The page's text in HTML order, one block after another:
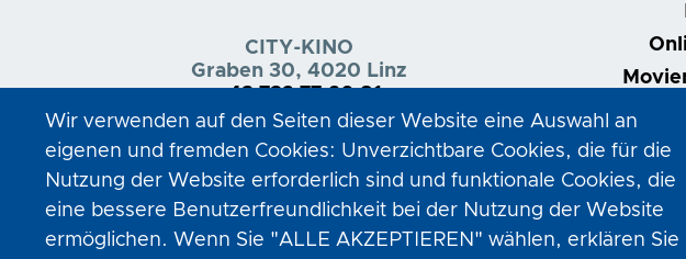
CITY-KINO
Graben 30, 4020 Linz
+43 732 77 60 81
Wir verwenden auf den Seiten dieser Website eine Auswahl an
eigenen und fremden Cookies: Unverzichtbare Cookies, die für die
Nutzung der Website erforderlich sind und funktionale Cookies, die
eine bessere Benutzerfreundlichkeit bei der Nutzung der Website
ermöglichen. Wenn Sie "ALLE AKZEPTIEREN" wählen, erklären Sie